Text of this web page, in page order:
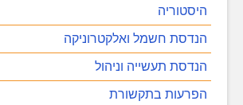
היסטוריה
הנדסת חשמל ואלקטרוניקה
הנדסת תעשייה וניהול
הפרעות בתקשורת